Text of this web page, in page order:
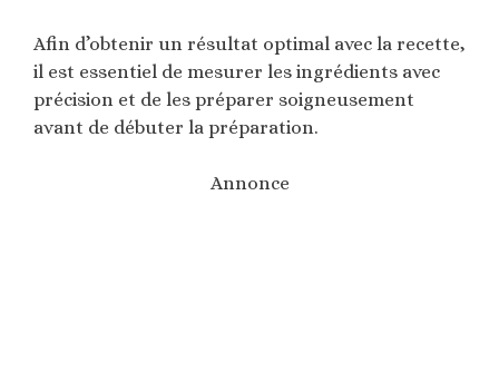
Afin d’obtenir un résultat optimal avec la recette,
il est essentiel de mesurer les ingrédients avec
précision et de les préparer soigneusement
avant de débuter la préparation.
Annonce